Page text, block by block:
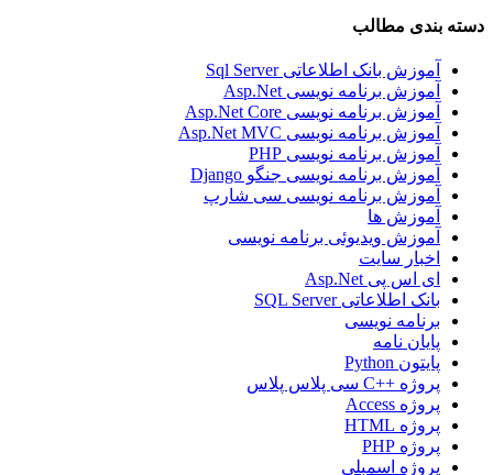
دسته بندی مطالب
آموزش بانک اطلاعاتی Sql Server
آموزش برنامه نویسی Asp.Net
آموزش برنامه نویسی Asp.Net Core
آموزش برنامه نویسی Asp.Net MVC
آموزش برنامه نویسی PHP
آموزش برنامه نویسی جنگو Django
آموزش برنامه نویسی سی شارپ
آموزش ها
آموزش ویدیوئی برنامه نویسی
اخبار سایت
ای اس پی Asp.Net
بانک اطلاعاتی SQL Server
برنامه نویسی
پایان نامه
پایتون Python
پروژه ++C سی پلاس پلاس
پروژه Access
پروژه HTML
پروژه PHP
پروژه اسمبلی